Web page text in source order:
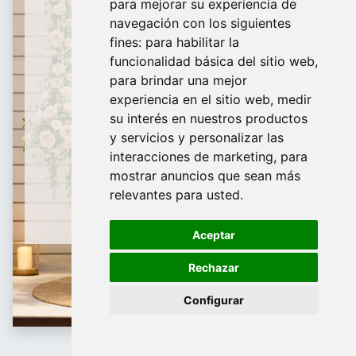
para mejorar su experiencia de
navegación con los siguientes
fines: para habilitar la
funcionalidad básica del sitio web,
para brindar una mejor
experiencia en el sitio web, medir
su interés en nuestros productos
y servicios y personalizar las
interacciones de marketing, para
mostrar anuncios que sean más
relevantes para usted.
Aceptar
Rechazar
Configurar
De Domingo a Viernes
¿Te ayudamos?
688 097 373
​ info@tridecor.net
Contáctanos
Maniquí de hombre